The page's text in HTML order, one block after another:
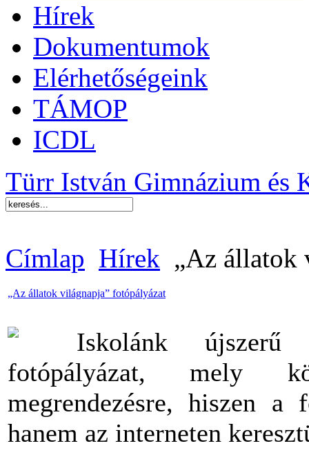
Hírek
Dokumentumok
Elérhetőségeink
TÁMOP
ICDL
Türr István Gimnázium és
Címlap Hírek „Az állatok
„Az állatok világnapja” fotópályázat
Iskolánk újszerű
fotópályázat, mely
megrendezésre, hiszen
hanem az interneten